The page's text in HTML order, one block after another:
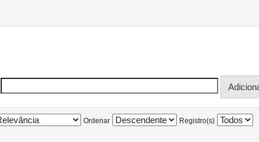
Ordenar Registro(s)